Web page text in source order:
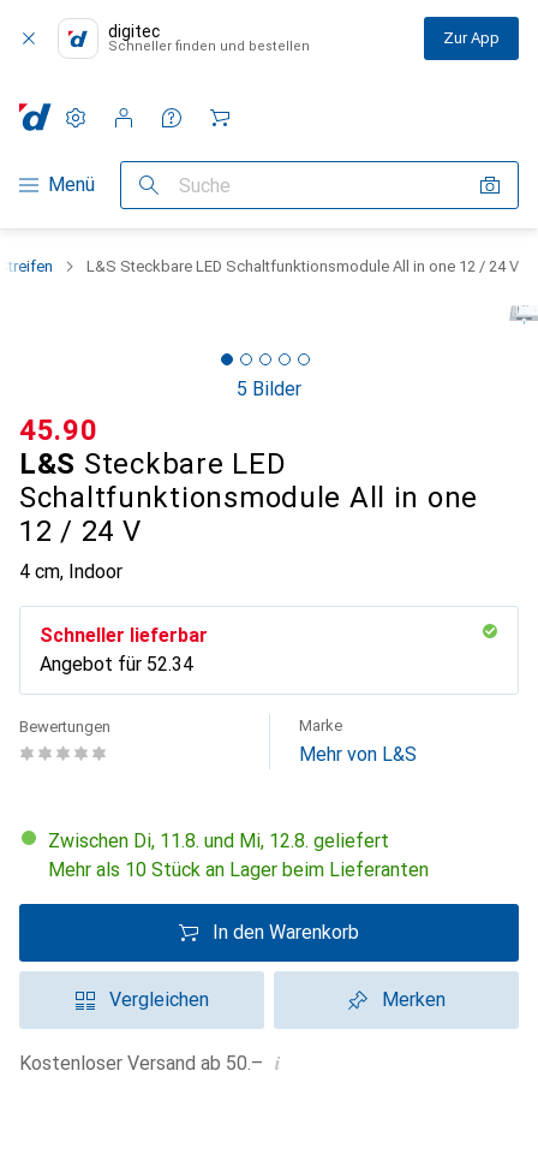
digitec
Schneller finden und bestellen Zur App
Navigation nach Kategorien
Menü Suche
Einstellungen
Kundenkonto
Vergleichslisten
Merklisten
Warenkorb
L&S Steckbare LED Schaltfunktionsmodule All in one 12 / 24 V
5 Bilder
L&S Steckbare LED
Schaltfunktionsmodule All in one
12 / 24 V
4 cm, Indoor
CHF
45.90
Schneller lieferbar
Angebot für CHF
52.34
Bewertungen Marke
Mehr von L&S
Zwischen Di, 11.8. und Mi, 12.8. geliefert
Mehr als 10 Stück an Lager beim Lieferanten
In den Warenkorb
Vergleichen Merken
Kostenloser Versand ab 50.– i